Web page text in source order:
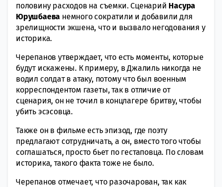
половину расходов на съемки. Сценарий Насура
Юрушбаева немного сократили и добавили для
зрелищности экшена, что и вызвало негодования у
историка.
Черепанов утверждает, что есть моменты, которые
будут искажены. К примеру, в Джалиль никогда не
водил солдат в атаку, потому что был военным
корреспондентом газеты, так в отличие от
сценария, он не точил в концлагере бритву, чтобы
убить эсэсовца.
Также он в фильме есть эпизод, где поэту
предлагают сотрудничать, а он, вместо того чтобы
соглашаться, просто бьет по гестаповца. По словам
историка, такого факта тоже не было.
Черепанов отмечает, что разочарован, так как